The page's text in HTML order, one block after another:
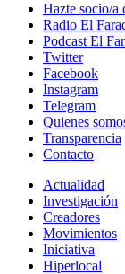
Hazte socio/a
Radio El
Podcast El
Twitter
Facebook
Instagram
Telegram
Quienes
Transparencia
Contacto
Actualidad
Investigación
Creadores
Movimientos
Iniciativa
Hiperlocal